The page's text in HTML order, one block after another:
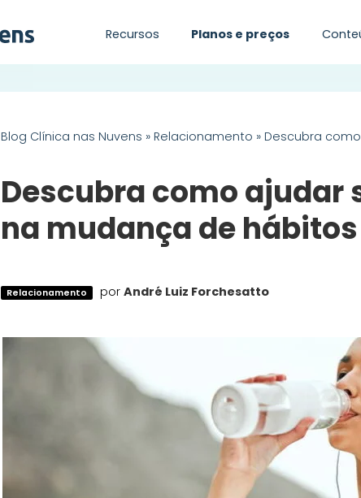
Recursos Planos e preços
Blog Clínica nas Nuvens » Relacionamento » Descubra
Descubra como ajudar
na mudança de hábitos
Relacionamento por André Luiz Forchesatto